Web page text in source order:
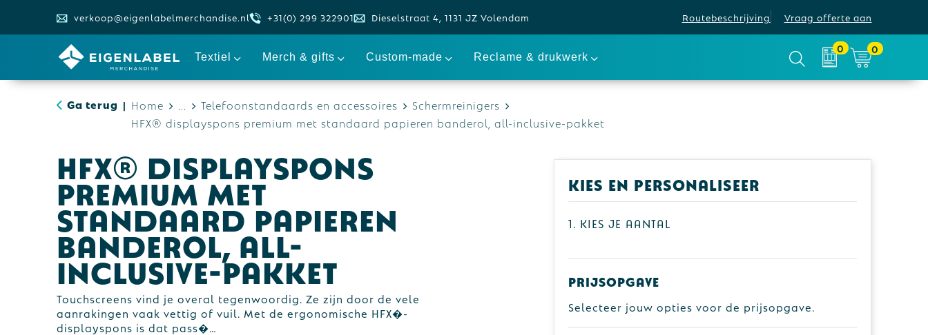
verkoop@eigenlabelmerchandise.nl +31(0) 299 322901 Dieselstraat 4, 1131 JZ Volendam Routebeschrijving Vraag offerte aan
Textiel Merch & gifts Custom-made Reclame & drukwerk
0 0
Ga terug | Home Telefoonstandaards en accessoires
Schermreinigers
HFX® displayspons premium met standaard papieren banderol, all-inclusive-pakket
HFX® displayspons
premium met
standaard papieren
banderol, all-
inclusive-pakket
Touchscreens vind je overal tegenwoordig. Ze zijn door de vele
aanrakingen vaak vettig of vuil. Met de ergonomische HFX�-
displayspons is dat pass�…
Kies en personaliseer
1. Kies je aantal
Prijsopgave
Selecteer jouw opties voor de prijsopgave.